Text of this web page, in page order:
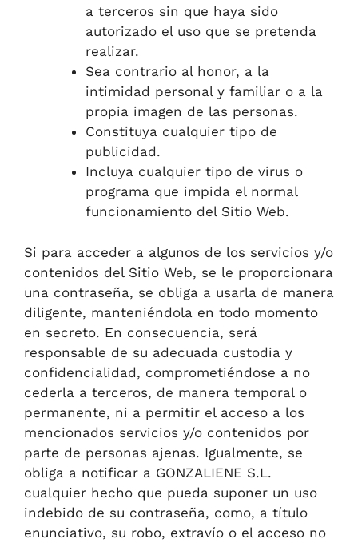
a terceros sin que haya sido
autorizado el uso que se pretenda
realizar.
Sea contrario al honor, a la
intimidad personal y familiar o a la
propia imagen de las personas.
Constituya cualquier tipo de
publicidad.
Incluya cualquier tipo de virus o
programa que impida el normal
funcionamiento del Sitio Web.
Si para acceder a algunos de los servicios y/o
contenidos del Sitio Web, se le proporcionara
una contraseña, se obliga a usarla de manera
diligente, manteniéndola en todo momento
en secreto. En consecuencia, será
responsable de su adecuada custodia y
confidencialidad, comprometiéndose a no
cederla a terceros, de manera temporal o
permanente, ni a permitir el acceso a los
mencionados servicios y/o contenidos por
parte de personas ajenas. Igualmente, se
obliga a notificar a GONZALIENE S.L.
cualquier hecho que pueda suponer un uso
indebido de su contraseña, como, a título
enunciativo, su robo, extravío o el acceso no